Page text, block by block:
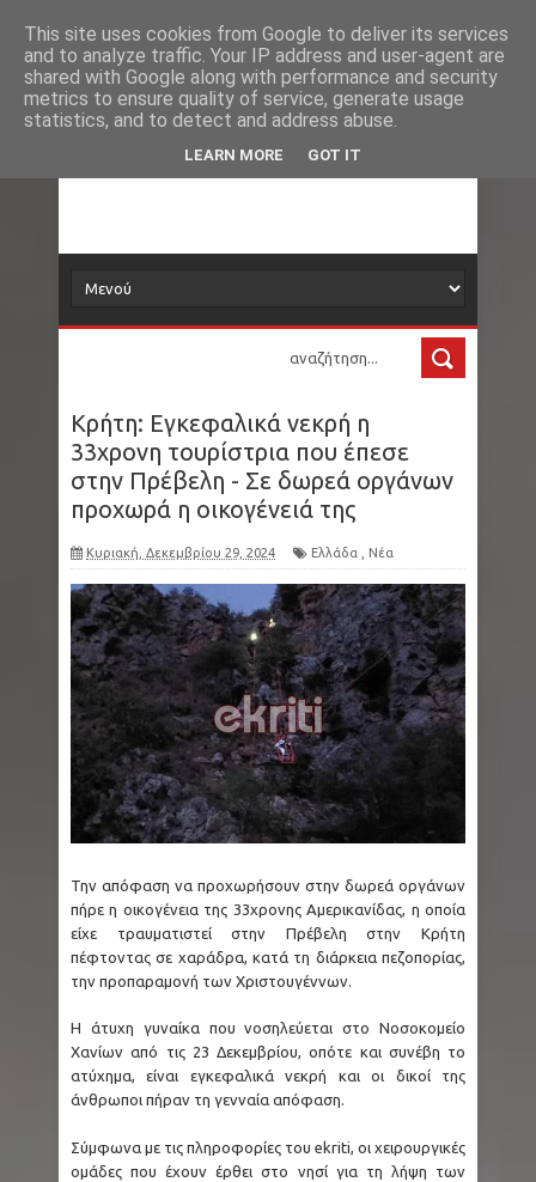
Νέα Loading...
δορυφόρος
Τα νέα όλου του κόσμου στο πιάτο σας
Κρήτη: Εγκεφαλικά νεκρή η
33χρονη τουρίστρια που έπεσε
στην Πρέβελη - Σε δωρεά οργάνων
προχωρά η οικογένειά της
Κυριακή, Δεκεμβρίου 29, 2024 Ελλάδα Νέα
Την απόφαση να προχωρήσουν στην δωρεά οργάνων
πήρε η οικογένεια της 33χρονης Αμερικανίδας, η οποία
είχε τραυματιστεί στην Πρέβελη στην Κρήτη
πέφτοντας σε χαράδρα, κατά τη διάρκεια πεζοπορίας,
την προπαραμονή των Χριστουγέννων.
Η άτυχη γυναίκα που νοσηλεύεται στο Νοσοκομείο
Χανίων από τις 23 Δεκεμβρίου, οπότε και συνέβη το
ατύχημα, είναι εγκεφαλικά νεκρή και οι δικοί της
άνθρωποι πήραν τη γενναία απόφαση.
Σύμφωνα με τις πληροφορίες του ekriti, οι χειρουργικές
ομάδες που έχουν έρθει στο νησί για τη λήψη των
This site uses cookies from Google to deliver its services
and to analyze traffic. Your IP address and user-agent are
shared with Google along with performance and security
metrics to ensure quality of service, generate usage
statistics, and to detect and address abuse.
LEARN MORE GOT IT